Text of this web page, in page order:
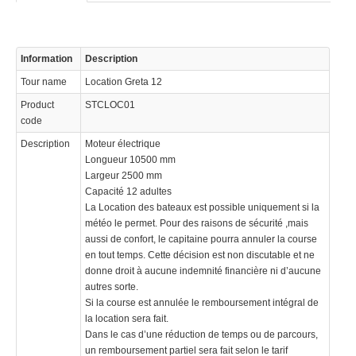
Information Description
Tour name Location Greta 12
Product
code
STCLOC01
Description
Moteur électrique
Longueur 10500 mm
Largeur 2500 mm
Capacité 12 adultes
La Location des bateaux est possible uniquement si la
météo le permet. Pour des raisons de sécurité ,mais
aussi de confort, le capitaine pourra annuler la course
en tout temps. Cette décision est non discutable et ne
donne droit à aucune indemnité financière ni d’aucune
autres sorte.
Si la course est annulée le remboursement intégral de
la location sera fait.
Dans le cas d’une réduction de temps ou de parcours,
un remboursement partiel sera fait selon le tarif
© 2023 Swisstours Transports SA - All rights reserved.